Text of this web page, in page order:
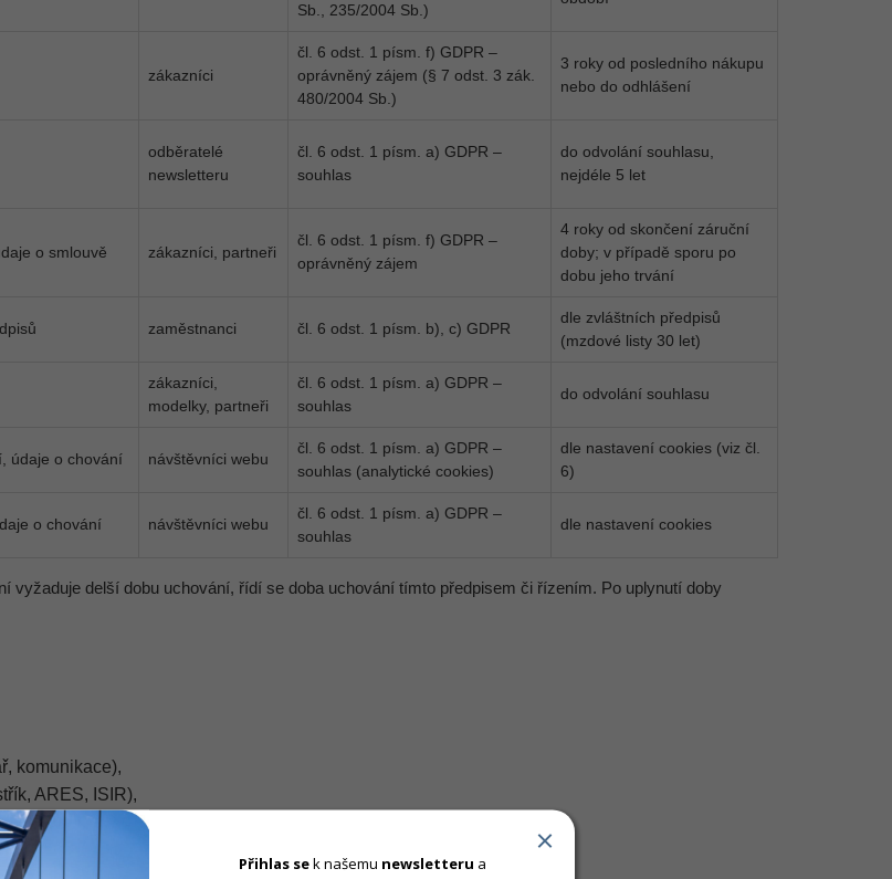
Sb., 235/2004 Sb.)
zákazníci
čl. 6 odst. 1 písm. f) GDPR –
oprávněný zájem (§ 7 odst. 3 zák.
480/2004 Sb.)
3 roky od posledního nákupu
nebo do odhlášení
odběratelé
newsletteru
čl. 6 odst. 1 písm. a) GDPR –
souhlas
do odvolání souhlasu,
nejdéle 5 let
o smlouvě zákazníci, partneři
čl. 6 odst. 1 písm. f) GDPR –
oprávněný zájem
4 roky od skončení záruční
doby; v případě sporu po
dobu jeho trvání
zaměstnanci čl. 6 odst. 1 písm. b), c) GDPR
dle zvláštních předpisů
(mzdové listy 30 let)
zákazníci,
modelky, partneři
čl. 6 odst. 1 písm. a) GDPR –
souhlas
do odvolání souhlasu
údaje o chování návštěvníci webu
čl. 6 odst. 1 písm. a) GDPR –
souhlas (analytické cookies)
dle nastavení cookies (viz čl.
6)
o chování návštěvníci webu
čl. 6 odst. 1 písm. a) GDPR –
souhlas
dle nastavení cookies
delší dobu uchování, řídí se doba uchování tímto předpisem či řízením. Po uplynutí doby
komunikace),
ARES, ISIR),
(po udělení souhlasu),
s vyřízením tvé objednávky.
Přihlas sek našemu newsletteru a